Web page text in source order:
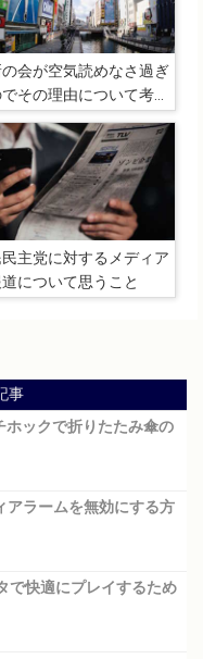
会が空気読めなさ過ぎ
その理由について考え
民主党に対するメディア
について思うこと
事
ホックで折りたたみ傘の
アラームを無効にする方
で快適にプレイするため